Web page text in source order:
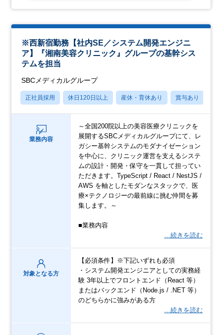
※西新宿勤務【社内SE／システム開発エンジニ
ア】『湘南美容クリニック』グループの基幹シス
テムを担当
SBCメディカルグループ
正社員採用 休日120日以上 産休・育休あり 賞与あり
業務内容
～全国200院以上の美容医療クリニックを
展開するSBCメディカルグループにて、レ
ガシー基幹システムのモダナイゼーション
を中心に、クリニック運営を支えるシステ
ムの設計・開発・保守を一貫して担ってい
ただきます。TypeScript / React / NestJS /
AWS を軸としたモダンなスタックで、医
療×テクノロジーの最前線に挑む仲間を募
集します。～
■業務内容
…続きを読む
対象となる方
【必須条件】※下記いずれも必須
・システム開発エンジニアとしての実務経
験 3年以上でフロントエンド（React 等）
またはバックエンド（Node.js / .NET 等）
のどちらかに強みがある方
…続きを読む